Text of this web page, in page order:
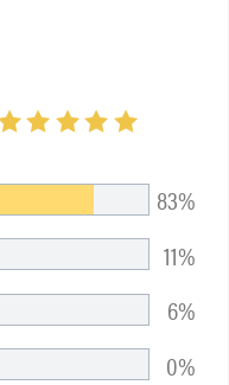
83%
11%
6%
0%